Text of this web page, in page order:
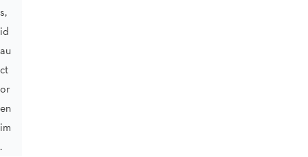
s,
id
au
ct
or
en
im
.